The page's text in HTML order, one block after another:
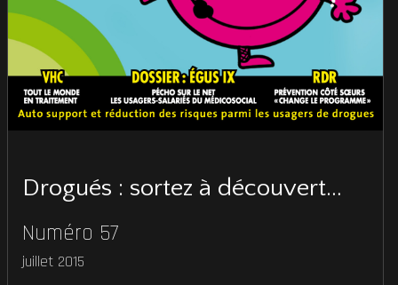
Drogués : sortez à découvert…
Numéro 57
juillet 2015